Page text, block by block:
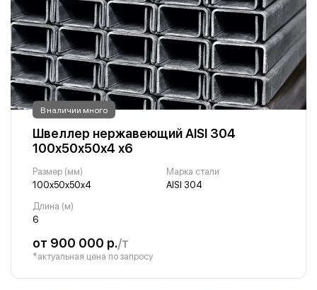
В наличии много
Швеллер нержавеющий AISI 304
100х50х50х4 х6
Размер (мм)
100х50х50х4
Марка стали
AISI 304
Длина (м)
6
от 900 000 р./т
*актуальная цена по запросу